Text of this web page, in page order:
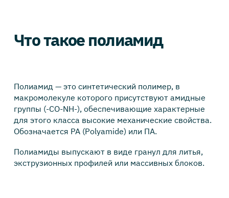
Что такое полиамид
Полиамид — это синтетический полимер, в
макромолекуле которого присутствуют амидные
группы (-CO-NH-), обеспечивающие характерные
для этого класса высокие механические свойства.
Обозначается PA (Polyamide) или ПА.
Полиамиды выпускают в виде гранул для литья,
экструзионных профилей или массивных блоков.